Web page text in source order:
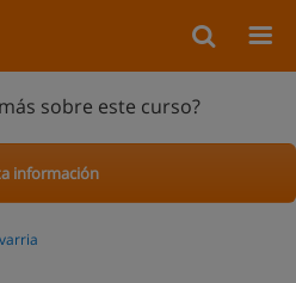
sobre este curso?
información